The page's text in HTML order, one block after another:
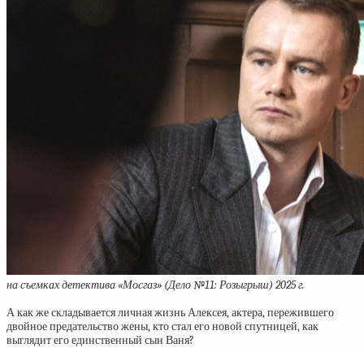
на съемках детектива «Мосгаз» (Дело №11: Розыгрыш) 2025 г.
А как же складывается личная жизнь Алексея, актера, пережившего
двойное предательство жены, кто стал его новой спутницей, как
выглядит его единственный сын Ваня?